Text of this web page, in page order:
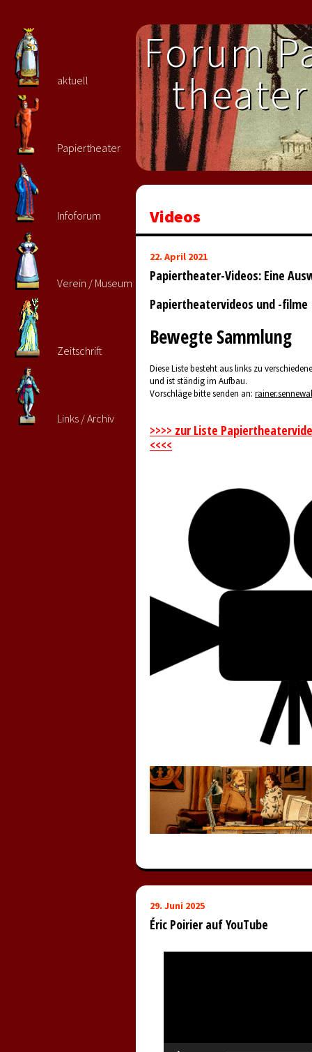
aktuell
Papiertheater
Infoforum
Verein / Museum
Zeitschrift
Links / Archiv
Forum
theater
Videos
22. April 2021
Papiertheater-Videos: Eine
Papiertheatervideos und -filme
Bewegte Sammlung
Diese Liste besteht aus links zu
und ist ständig im Aufbau.
Vorschläge bitte senden an:
>>>> zur Liste
<<<<
29. Juni 2025
Éric Poirier auf YouTube